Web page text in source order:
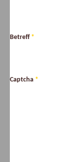
Betreff*
Captcha *